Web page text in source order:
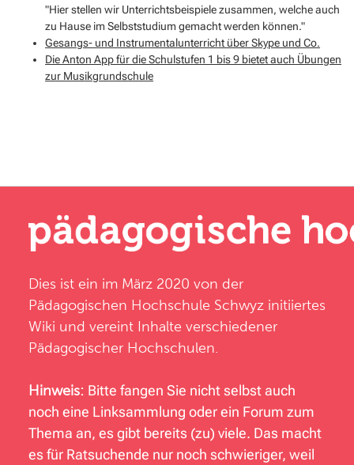
"Hier stellen wir Unterrichtsbeispiele zusammen, welche auch
zu Hause im Selbststudium gemacht werden können."
Gesangs- und Instrumentalunterricht über Skype und Co.
Die Anton App für die Schulstufen 1 bis 9 bietet auch Übungen
zur Musikgrundschule
Dies ist ein im März 2020 von der
Pädagogischen Hochschule Schwyz initiiertes
Wiki und vereint Inhalte verschiedener
Pädagogischer Hochschulen.
Hinweis: Bitte fangen Sie nicht selbst auch
noch eine Linksammlung oder ein Forum zum
Thema an, es gibt bereits (zu) viele. Das macht
es für Ratsuchende nur noch schwieriger, weil